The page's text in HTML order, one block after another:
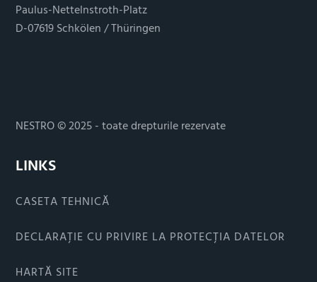
Paulus-Nettelnstroth-Platz
D-07619 Schkölen / Thüringen
NESTRO © 2025 - toate drepturile rezervate
LINKS
CASETA TEHNICĂ
DECLARAȚIE CU PRIVIRE LA PROTECȚIA DATELOR
HARTĂ SITE